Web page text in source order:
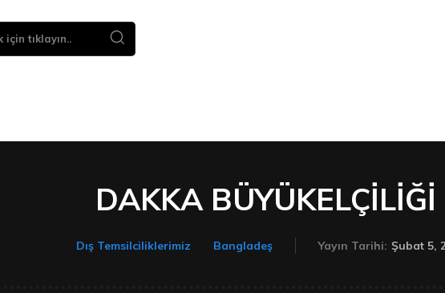
tıklayın..
DAKKA BÜYÜKELÇİLİĞİ
Dış Temsilciliklerimiz Bangladeş Yayın Tarihi: Şubat 5,